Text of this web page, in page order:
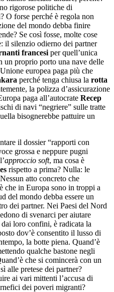
rigorose politiche di
O forse perché è regola non
del mondo debba finire
Se così fosse, molte cose
il silenzio odierno dei partner
francesi per quell’unica
un proprio porto una nave delle
europea paga più che
perché tenga chiusa la rotta
la polizza d’assicurazione
paga all’autocrate Recep
di navi “negriere” sulle tratte
bisognerebbe pattuire un
il dossier “rapporti con
grossa e neppure pugni
approccio soft, ma cosa è
rispetto a prima? Nulla: le
atto concreto che
che in Europa sono in troppi a
del mondo debba essere un
dei partner. Nei Paesi del Nord
di svenarci per aiutare
dai loro confini, è radicata la
dov’è consentito il lusso di
la botte piena. Quand’è
qualche bastone negli
che si comincerà con un
alle pretese dei partner?
ai vari mittenti l’accusa di
dei poveri migranti?